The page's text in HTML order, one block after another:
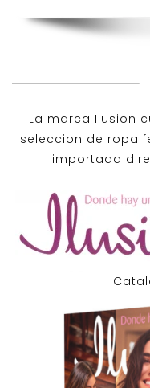
La marca Ilusion
seleccion de ropa
importada